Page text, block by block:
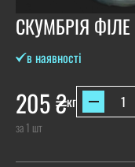
в наявності
205₴кг
за 1 шт